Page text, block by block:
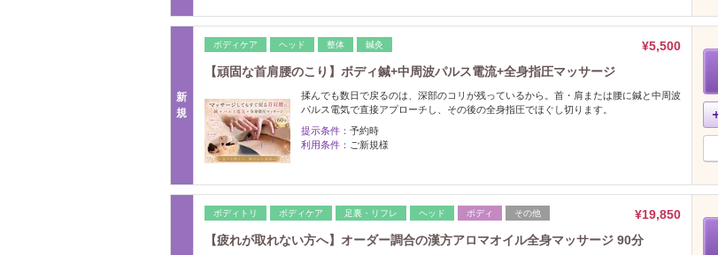
新
規
ボディケア ヘッド 整体 鍼灸
¥5,500
【頑固な首肩腰のこり】ボディ鍼+中周波パルス電流+全身指圧マッサージ
揉んでも数日で戻るのは、深部のコリが残っているから。首・肩または腰に鍼と中周波
パルス電気で直接アプローチし、その後の全身指圧でほぐし切ります。
提示条件： 予約時
利用条件： ご新規様
ボディトリ ボディケア 足裏・リフレ ヘッド ボディ その他
¥19,850
【疲れが取れない方へ】オーダー調合の漢方アロマオイル全身マッサージ 90分